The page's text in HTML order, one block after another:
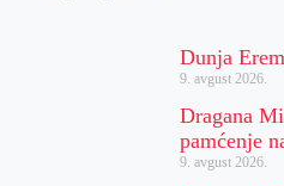
Dunja
9. avgust 2026.
Dragana
pamćenje
9. avgust 2026.